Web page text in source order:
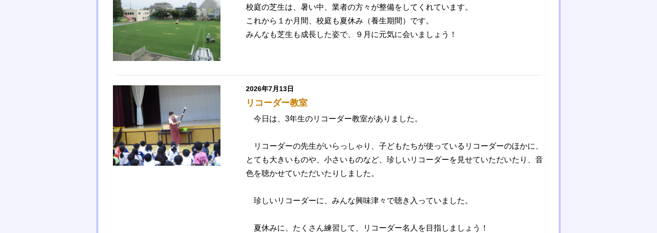
校庭の芝生は、暑い中、業者の方々が整備をしてくれています。
これから１か月間、校庭も夏休み（養生期間）です。
みんなも芝生も成長した姿で、９月に元気に会いましょう！
2026年7月13日
リコーダー教室
今日は、3年生のリコーダー教室がありました。
リコーダーの先生がいらっしゃり、子どもたちが使っているリコーダーのほかに、
とても大きいものや、小さいものなど、珍しいリコーダーを見せていただいたり、音
色を聴かせていただいたりしました。
珍しいリコーダーに、みんな興味津々で聴き入っていました。
夏休みに、たくさん練習して、リコーダー名人を目指しましょう！